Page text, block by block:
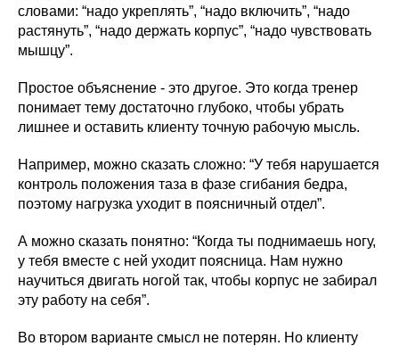
словами: “надо укреплять”, “надо включить”, “надо
растянуть”, “надо держать корпус”, “надо чувствовать
мышцу”.
Простое объяснение - это другое. Это когда тренер
понимает тему достаточно глубоко, чтобы убрать
лишнее и оставить клиенту точную рабочую мысль.
Например, можно сказать сложно: “У тебя нарушается
контроль положения таза в фазе сгибания бедра,
поэтому нагрузка уходит в поясничный отдел”.
А можно сказать понятно: “Когда ты поднимаешь ногу,
у тебя вместе с ней уходит поясница. Нам нужно
научиться двигать ногой так, чтобы корпус не забирал
эту работу на себя”.
Во втором варианте смысл не потерян. Но клиенту